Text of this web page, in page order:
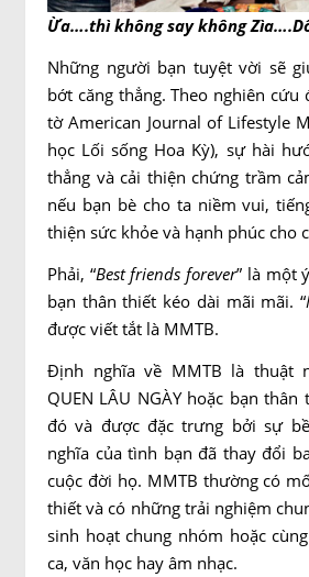
Ừa….thì không say không
Những người bạn tuyệt vời sẽ
bớt căng thẳng. Theo nghiên cứu
tờ American Journal of Lifestyle
học Lối sống Hoa Kỳ), sự hài
thẳng và cải thiện chứng trầm
nếu bạn bè cho ta niềm vui,
thiện sức khỏe và hạnh phúc cho
Phải, “Best friends forever” là một
bạn thân thiết kéo dài mãi mãi. “
được viết tắt là MMTB.
Định nghĩa về MMTB là thuật
QUEN LÂU NGÀY hoặc bạn
đó và được đặc trưng bởi sự
nghĩa của tình bạn đã thay đổi
cuộc đời họ. MMTB thường có
thiết và có những trải nghiệm
sinh hoạt chung nhóm hoặc
ca, văn học hay âm nhạc.